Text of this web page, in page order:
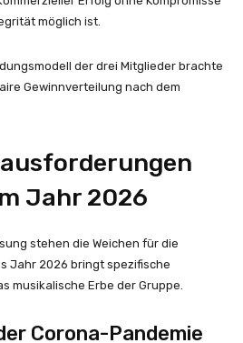
möglich ist.
der drei Mitglieder brachte
Gewinnverteilung nach dem
Jahr 2026
stehen die Weichen für die
Jahr 2026 bringt spezifische
musikalische Erbe der Gruppe.
Corona-Pandemie